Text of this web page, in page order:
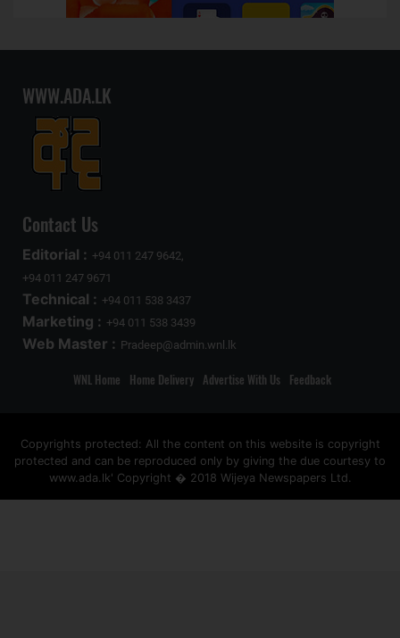
WWW.ADA.LK
Contact Us
Editorial : +94 011 247 9642,
+94 011 247 9671
Technical : +94 011 538 3437
Marketing : +94 011 538 3439
Web Master : Pradeep@admin.wnl.lk
WNL Home Home Delivery Advertise With Us Feedback
Copyrights protected: All the content on this website is copyright
protected and can be reproduced only by giving the due courtesy to
www.ada.lk' Copyright � 2018 Wijeya Newspapers Ltd.